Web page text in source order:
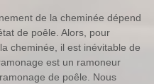
de la cheminée dépend
de poêle. Alors, pour
cheminée, il est inévitable de
est un ramoneur
de poêle. Nous